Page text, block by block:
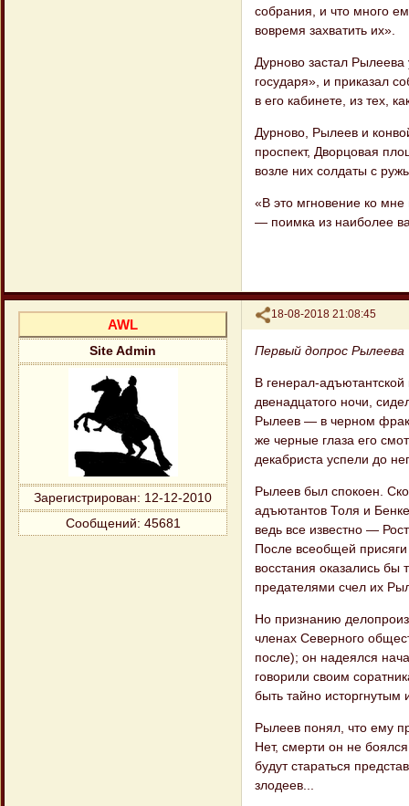
собрания, и что много
вовремя захватить их».
Дурново застал
государя», и приказал
в его кабинете, из тех,
Дурново, Рылеев и
проспект, Дворцовая
возле них солдаты с
«В это мгновение ко
— поимка из наиболее
Поделиться
18-08-2018 21:08:45
AWL
Site Admin
Зарегистрирован: 12-12-2010
Сообщений: 45681
Первый допрос Рылеева
В генерал-
двенадцатого ночи,
Рылеев — в черном
же черные глаза его
декабриста успели до
Рылеев был спокоен.
адъютантов Толя и
ведь все известно —
После всеобщей
восстания оказались бы
предателями счел их
Но признанию
членах Северного
после); он надеялся
говорили своим
быть тайно исторгнутым
Рылеев понял, что ему
Нет, смерти он не
будут стараться
злодеев...